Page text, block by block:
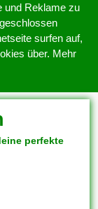
und Reklame zu
surfen auf,
über. Mehr
perfekte